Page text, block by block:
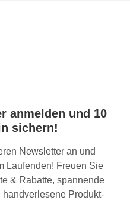
anmelden und 10
sichern!
Newsletter an und
Laufenden! Freuen Sie
& Rabatte, spannende
Produkt-